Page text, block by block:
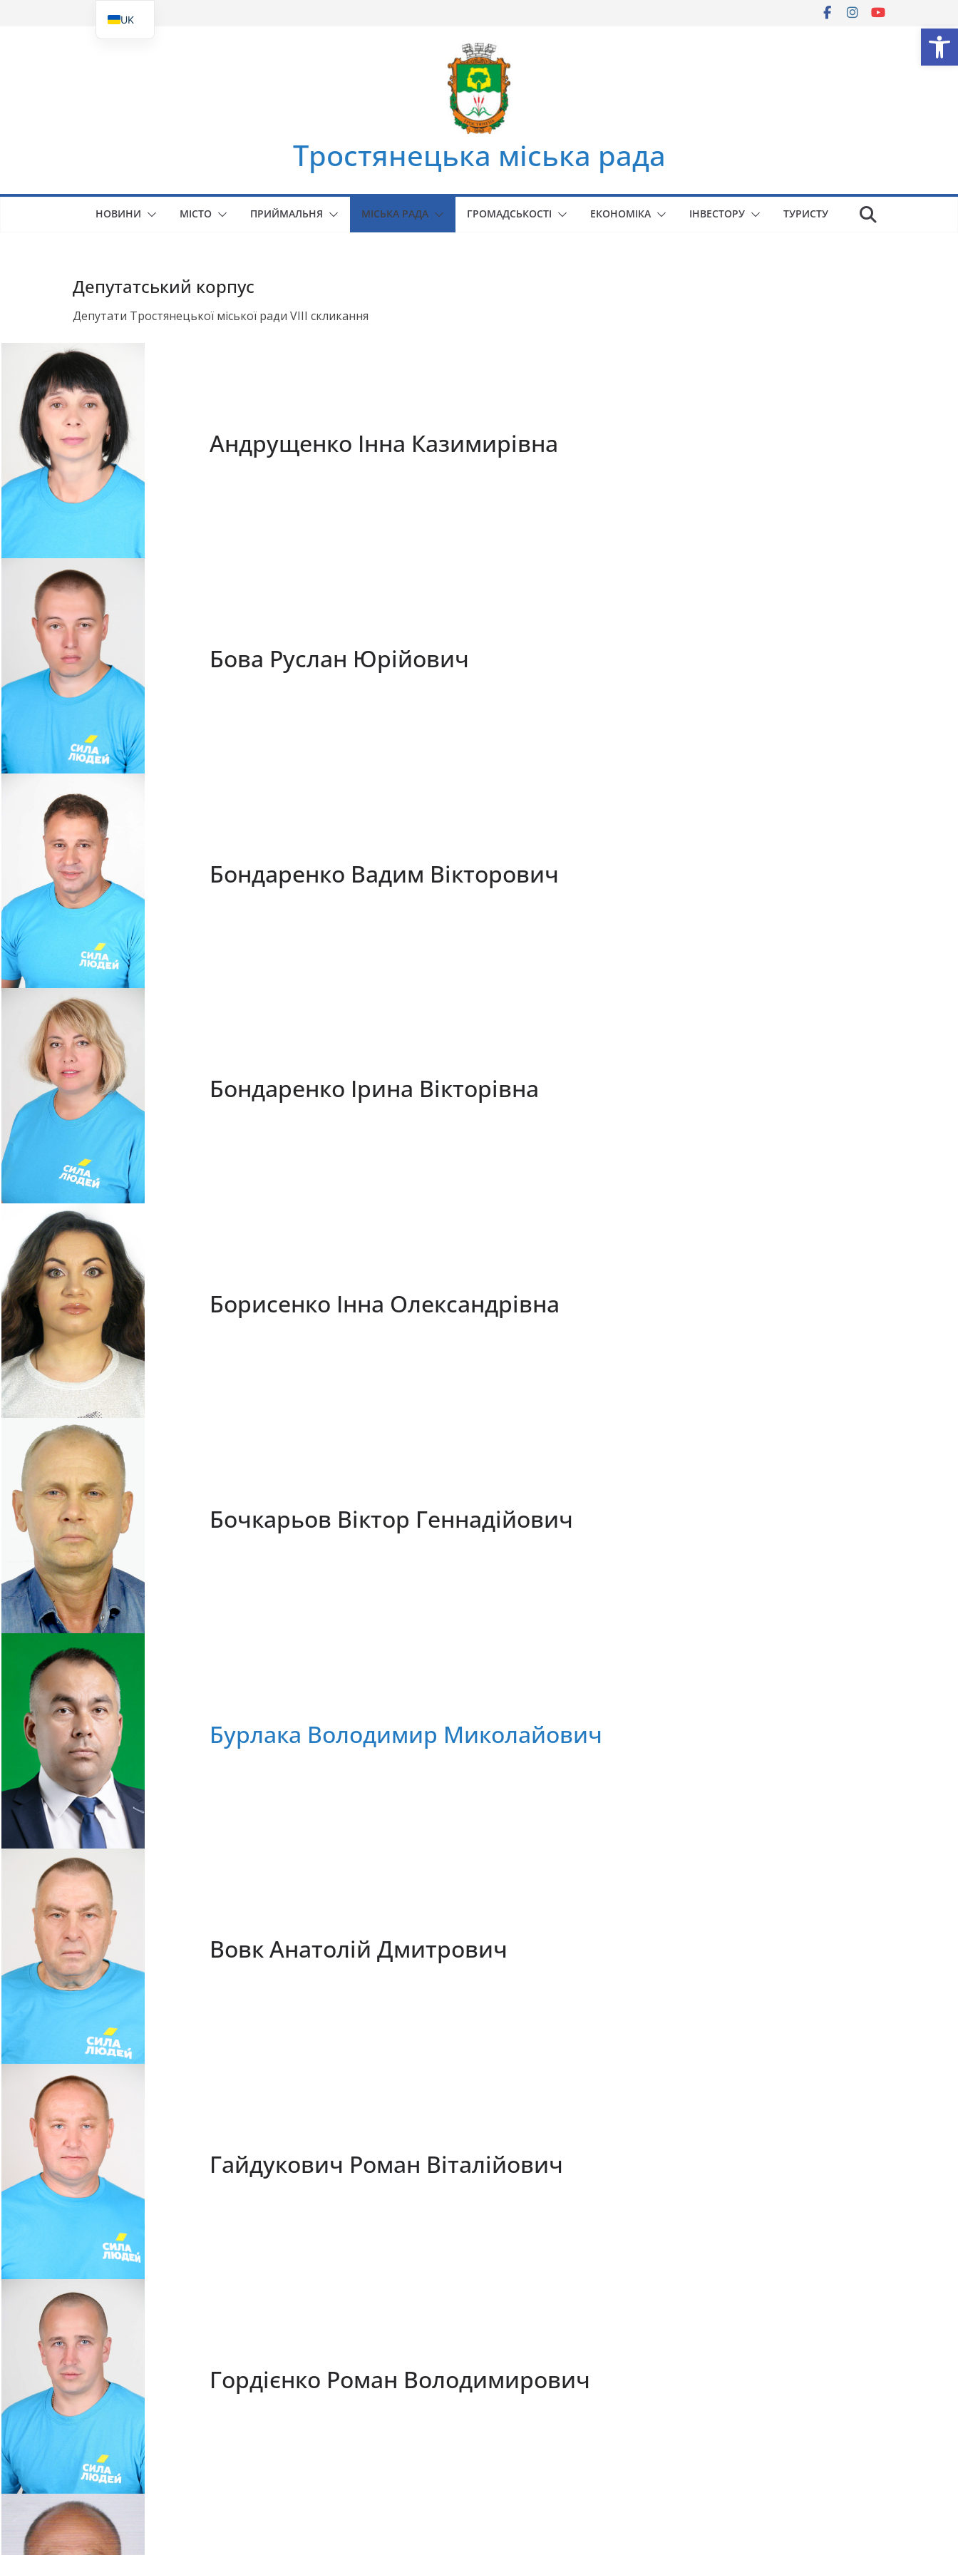
Тростянецька міська рада
НОВИНИ МІСТО ПРИЙМАЛЬНЯ МІСЬКА РАДА ГРОМАДСЬКОСТІ ЕКОНОМІКА ІНВЕСТОРУ ТУРИСТУ
Депутатський корпус
Депутати Тростянецької міської ради VIII скликання
Андрущенко Інна Казимирівна
Бова Руслан Юрійович
Бондаренко Вадим Вікторович
Бондаренко Ірина Вікторівна
Борисенко Інна Олександрівна
Бочкарьов Віктор Геннадійович
Бурлака Володимир Миколайович
Вовк Анатолій Дмитрович
Гайдукович Роман Віталійович
Гордієнко Роман Володимирович
UK